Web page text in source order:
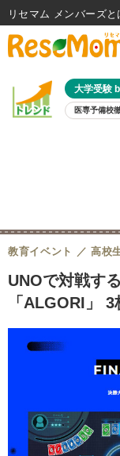
大学受験
医専予備校
UNOで対戦す
「ALGORI」
教育イベント 高校
リセマム メンバーズ